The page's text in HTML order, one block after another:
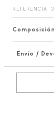
REFERENCIA :
Envío /